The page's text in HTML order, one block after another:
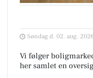
Søndag d. 02. aug.
Vi følger
her samlet en